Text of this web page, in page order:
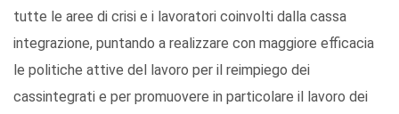
tutte le aree di crisi e i lavoratori coinvolti dalla cassa
integrazione, puntando a realizzare con maggiore efficacia
le politiche attive del lavoro per il reimpiego dei
cassintegrati e per promuovere in particolare il lavoro dei